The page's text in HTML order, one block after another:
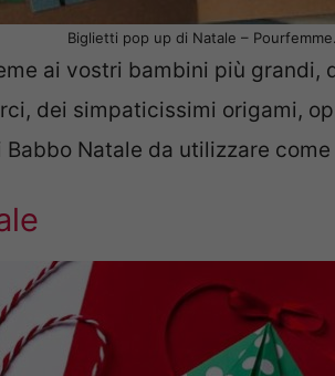
Biglietti pop up di Natale –
ai vostri bambini più grandi,
dei simpaticissimi origami,
Babbo Natale da utilizzare